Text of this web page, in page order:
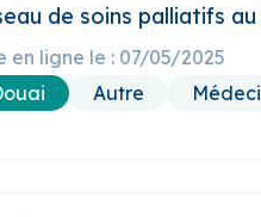
Autre
de soins palliatifs
en ligne le : 07/05/2025